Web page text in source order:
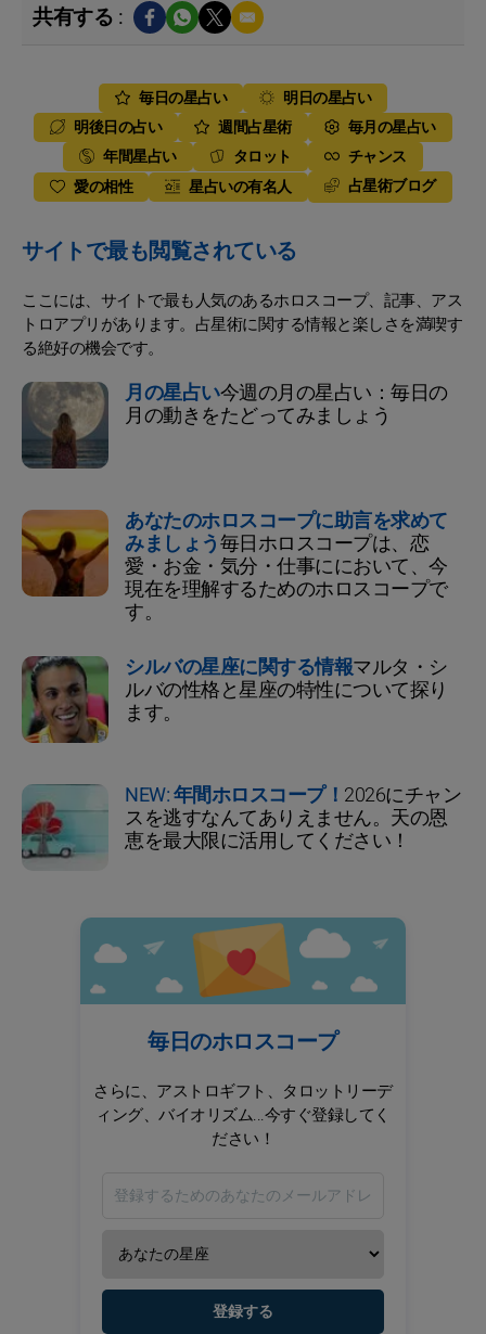
共有する :
毎日の星占い
明日の星占い
明後日の占い
週間占星術
毎月の星占い
年間星占い
タロット
チャンス
愛の相性
星占いの有名人 占星術ブログ
サイトで最も閲覧されている
ここには、サイトで最も人気のあるホロスコープ、記事、アス
トロアプリがあります。占星術に関する情報と楽しさを満喫す
る絶好の機会です。
月の星占い今週の月の星占い：毎日の
月の動きをたどってみましょう
あなたのホロスコープに助言を求めて
みましょう毎日ホロスコープは、恋
愛・お金・気分・仕事ににおいて、今
現在を理解するためのホロスコープで
す。
シルバの星座に関する情報マルタ・シ
ルバの性格と星座の特性について探り
ます。
NEW: 年間ホロスコープ！ 2026にチャン
スを逃すなんてありえません。天の恩
恵を最大限に活用してください！
毎日のホロスコープ
さらに、アストロギフト、タロットリーデ
ィング、バイオリズム...今すぐ登録してく
ださい！
登録する